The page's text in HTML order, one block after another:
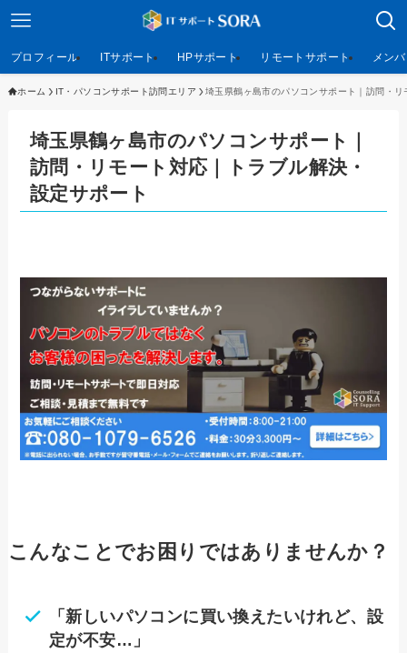
プロフィール ITサポート HPサポート リモートサポート メン
ホーム IT・パソコンサポート訪問エリア 埼玉県鶴ヶ島市のパソコンサポート｜訪問・
埼玉県鶴ヶ島市のパソコンサポート｜
訪問・リモート対応｜トラブル解決・
設定サポート
こんなことでお困りではありませんか？
「新しいパソコンに買い換えたいけれど、設
定が不安…」